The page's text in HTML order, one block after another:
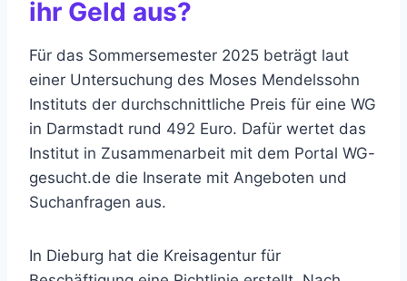
ihr Geld aus?
Für das Sommersemester 2025 beträgt laut
einer Untersuchung des Moses Mendelssohn
Instituts der durchschnittliche Preis für eine WG
in Darmstadt rund 492 Euro. Dafür wertet das
Institut in Zusammenarbeit mit dem Portal WG-
gesucht.de die Inserate mit Angeboten und
Suchanfragen aus.
In Dieburg hat die Kreisagentur für